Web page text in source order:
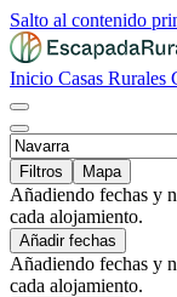
Salto al contenido
Inicio Casas Rurales
Filtros
Mapa
Añadiendo fechas y
cada alojamiento.
Añadir fechas
Añadiendo fechas y
cada alojamiento.